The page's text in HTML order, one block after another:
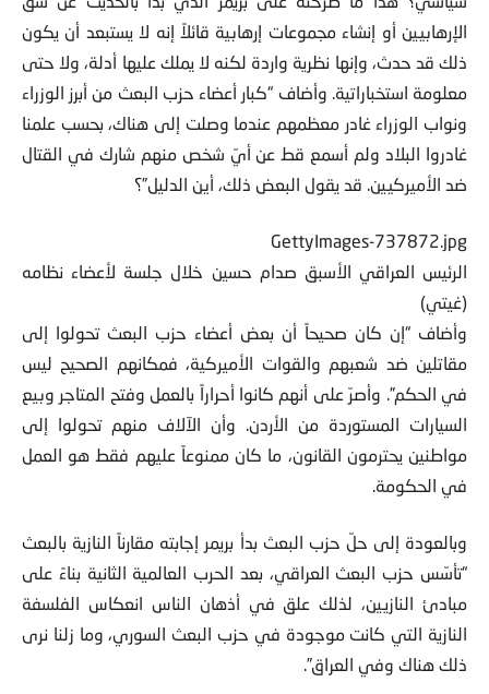
سياسي؟ هذا ما طرحته على بريمر الذي بدأ بالحديث عن شقّ
الإرهابيين أو إنشاء مجموعات إرهابية قائلاً إنه لا يستبعد أن يكون
ذلك قد حدث، وإنها نظرية واردة لكنه لا يملك عليها أدلة، ولا حتى
معلومة استخباراتية. وأضاف “كبار أعضاء حزب البعث من أبرز الوزراء
ونواب الوزراء غادر معظمهم عندما وصلت إلى هناك، بحسب علمنا
غادروا البلاد ولم أسمع قط عن أيّ شخص منهم شارك في القتال
GettyImages-737872.jpg
الرئيس العراقي الأسبق صدام حسين خلال جلسة لأعضاء نظامه
(غيتي)
وأضاف “إن كان صحيحاً أن بعض أعضاء حزب البعث تحولوا إلى
مقاتلين ضد شعبهم والقوات الأميركية، فمكانهم الصحيح ليس
في الحكم”. وأصرّ على أنهم كانوا أحراراً بالعمل وفتح المتاجر وبيع
السيارات المستوردة من الأردن. وأن الآلاف منهم تحولوا إلى
مواطنين يحترمون القانون، ما كان ممنوعاً عليهم فقط هو العمل
وبالعودة إلى حلّ حزب البعث بدأ بريمر إجابته مقارناً النازية بالبعث
“تأسّس حزب البعث العراقي، بعد الحرب العالمية الثانية بناءً على
مبادئ النازيين، لذلك علق في أذهان الناس انعكاس الفلسفة
النازية التي كانت موجودة في حزب البعث السوري، وما زلنا نرى